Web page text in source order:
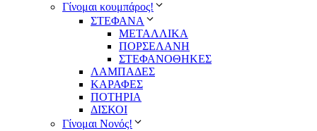
Γίνομαι κουμπάρος!
ΣΤΕΦΑΝΑ
ΜΕΤΑΛΛΙΚΑ
ΠΟΡΣΕΛΑΝΗ
ΣΤΕΦΑΝΟΘΗΚΕΣ
ΛΑΜΠΑΔΕΣ
ΚΑΡΑΦΕΣ
ΠΟΤΗΡΙΑ
ΔΙΣΚΟΙ
Γίνομαι Νονός!